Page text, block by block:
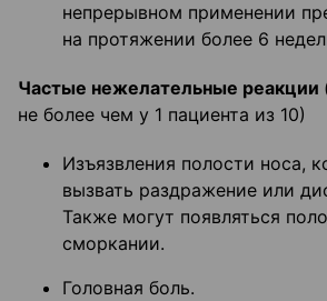
непрерывном применении
на протяжении более 6
Частые нежелательные реакции
не более чем у 1 пациента из 10)
Изъязвления полости носа,
вызвать раздражение или
Также могут появляться
сморкании.
Головная боль.